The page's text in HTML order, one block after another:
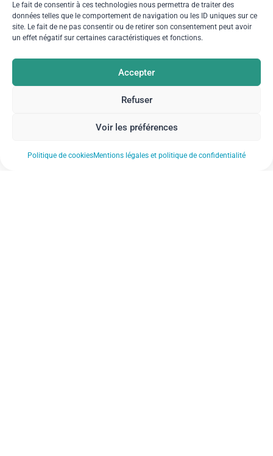
Le fait de consentir à ces technologies nous permettra de traiter des
données telles que le comportement de navigation ou les ID uniques sur ce
site. Le fait de ne pas consentir ou de retirer son consentement peut avoir
un effet négatif sur certaines caractéristiques et fonctions.
Accepter
Refuser
Voir les préférences
Politique de cookiesMentions légales et politique de confidentialité